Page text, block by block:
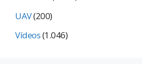
UAV(200)
Vídeos(1.046)